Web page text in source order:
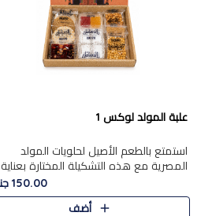
علبة المولد لوكس 1
استمتع بالطعم الأصيل لحلويات المولد
المصرية مع هذه التشكيلة المختارة بعناية
من 9 قطع. تتضمن التشكيلة جوزرية مع
فول،ملبان سادة، ملبان
150.00 جنيه
أضف